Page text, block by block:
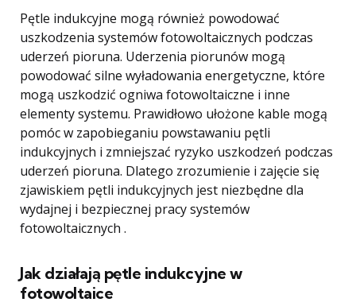
Pętle indukcyjne mogą również powodować
uszkodzenia systemów fotowoltaicznych podczas
uderzeń pioruna. Uderzenia piorunów mogą
powodować silne wyładowania energetyczne, które
mogą uszkodzić ogniwa fotowoltaiczne i inne
elementy systemu. Prawidłowo ułożone kable mogą
pomóc w zapobieganiu powstawaniu pętli
indukcyjnych i zmniejszać ryzyko uszkodzeń podczas
uderzeń pioruna. Dlatego zrozumienie i zajęcie się
zjawiskiem pętli indukcyjnych jest niezbędne dla
wydajnej i bezpiecznej pracy systemów
fotowoltaicznych .
Jak działają pętle indukcyjne w
fotowoltaice